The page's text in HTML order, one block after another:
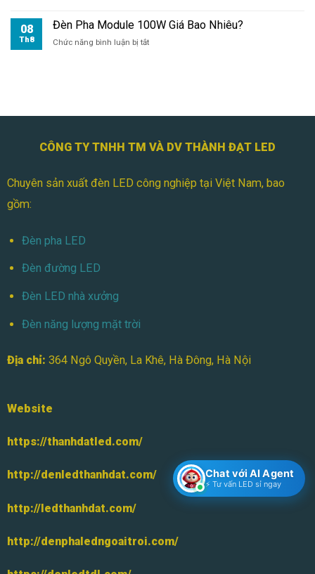
Trường
08
Th8
Đèn Pha Module 100W Giá Bao Nhiêu?
Chức năng bình luận bị tắtở
Bao
CÔNG TY TNHH TM VÀ DV THÀNH ĐẠT LED
Chuyên sản xuất đèn LED công nghiệp tại Việt Nam, bao
gồm:
Đèn pha LED
Đèn đường LED
Đèn LED nhà xưởng
Đèn năng lượng mặt trời
Địa chỉ: 364 Ngô Quyền, La Khê, Hà Đông, Hà Nội
Website
https://thanhdatled.com/
http://denledthanhdat.com/
http://ledthanhdat.com/
http://denphaledngoaitroi.com/
Chat với AI Agent
⚡ Tư vấn LED sỉ ngay